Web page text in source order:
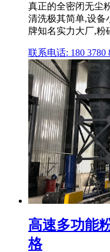
真正的全密闭无尘
清洗极其简单,设备
牌知名实力大厂,粉
联系电话: 180 3780
高速多功能
格